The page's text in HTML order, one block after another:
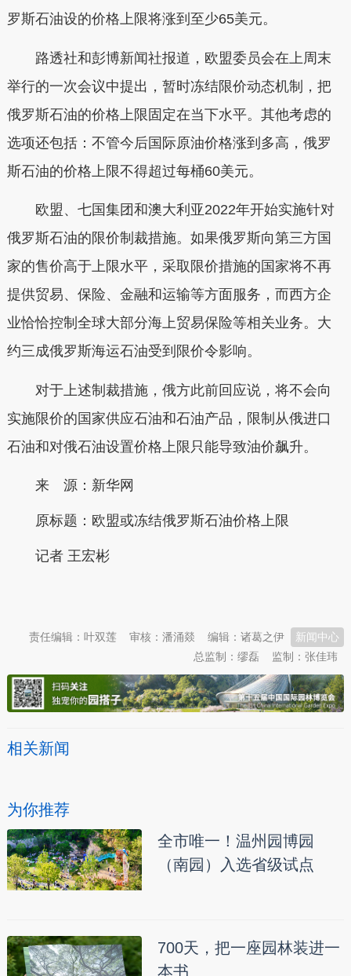
罗斯石油设的价格上限将涨到至少65美元。
路透社和彭博新闻社报道，欧盟委员会在上周末
举行的一次会议中提出，暂时冻结限价动态机制，把
俄罗斯石油的价格上限固定在当下水平。其他考虑的
选项还包括：不管今后国际原油价格涨到多高，俄罗
斯石油的价格上限不得超过每桶60美元。
欧盟、七国集团和澳大利亚2022年开始实施针对
俄罗斯石油的限价制裁措施。如果俄罗斯向第三方国
家的售价高于上限水平，采取限价措施的国家将不再
提供贸易、保险、金融和运输等方面服务，而西方企
业恰恰控制全球大部分海上贸易保险等相关业务。大
约三成俄罗斯海运石油受到限价令影响。
对于上述制裁措施，俄方此前回应说，将不会向
实施限价的国家供应石油和石油产品，限制从俄进口
石油和对俄石油设置价格上限只能导致油价飙升。
来 源：新华网
原标题： 欧盟或冻结俄罗斯石油价格上限
记者 王宏彬
新闻中心
编辑：诸葛之伊
审核：潘涌燚
责任编辑：叶双莲
监制：张佳玮
总监制：缪磊
相关新闻
为你推荐
全市唯一！温州园博园
（南园）入选省级试点
700天，把一座园林装进一
本书